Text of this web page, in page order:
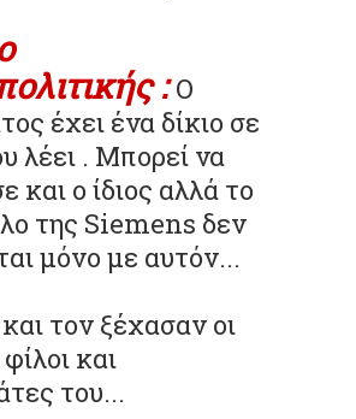
:Ο
έχει ένα δίκιο σε
λέει . Μπορεί να
και ο ίδιος αλλά το
της Siemens δεν
μόνο με αυτόν...
τον ξέχασαν οι
και
του...